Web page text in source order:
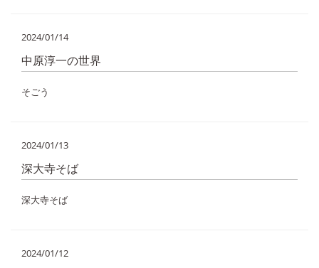
2024/01/14
中原淳一の世界
そごう
2024/01/13
深大寺そば
深大寺そば
2024/01/12